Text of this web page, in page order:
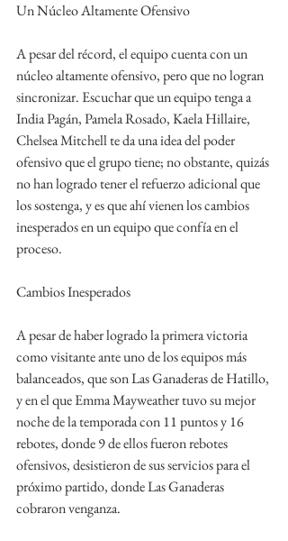
Un Núcleo Altamente Ofensivo
A pesar del récord, el equipo cuenta con un
núcleo altamente ofensivo, pero que no logran
sincronizar. Escuchar que un equipo tenga a
India Pagán, Pamela Rosado, Kaela Hillaire,
Chelsea Mitchell te da una idea del poder
ofensivo que el grupo tiene; no obstante, quizás
no han logrado tener el refuerzo adicional que
los sostenga, y es que ahí vienen los cambios
inesperados en un equipo que confía en el
proceso.
Cambios Inesperados
A pesar de haber logrado la primera victoria
como visitante ante uno de los equipos más
balanceados, que son Las Ganaderas de Hatillo,
y en el que Emma Mayweather tuvo su mejor
noche de la temporada con 11 puntos y 16
rebotes, donde 9 de ellos fueron rebotes
ofensivos, desistieron de sus servicios para el
próximo partido, donde Las Ganaderas
cobraron venganza.